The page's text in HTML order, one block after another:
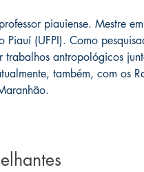
piauiense. Mestre
Piauí (UFPI). Como
trabalhos antropológicos
também, com os